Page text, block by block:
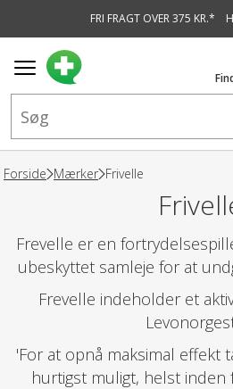
FRI FRAGT OVER 375 KR.*
Forside Mærker Frivelle
Frevelle er en
ubeskyttet samleje for at
Frevelle indeholder et
'For at opnå maksimal effekt
hurtigst muligt, helst inden